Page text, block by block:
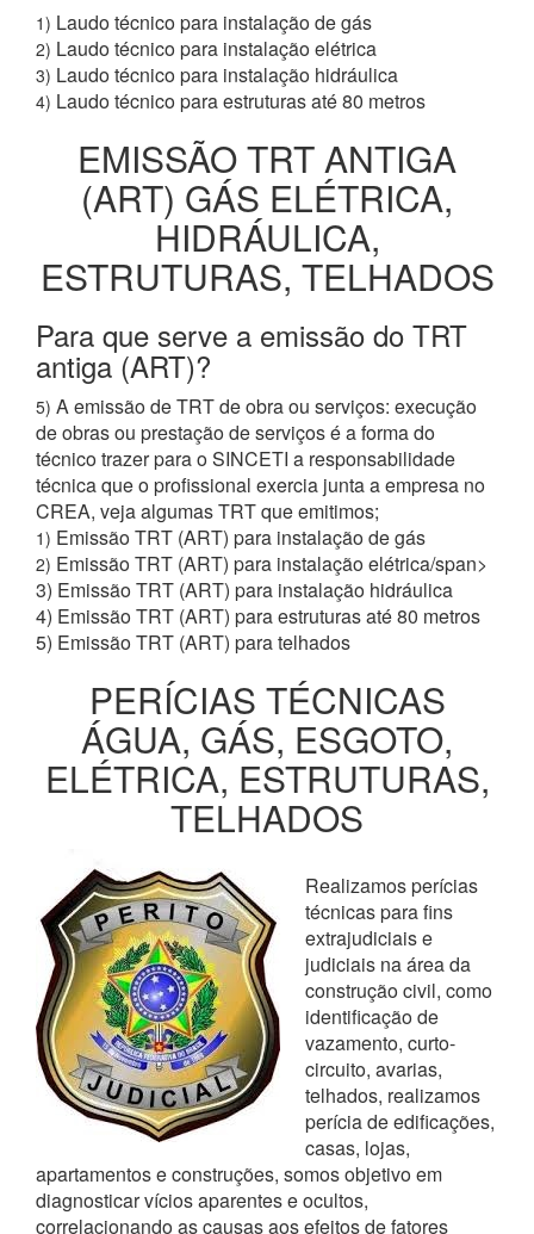
1) Laudo técnico para instalação de gás
2) Laudo técnico para instalação elétrica
3) Laudo técnico para instalação hidráulica
4) Laudo técnico para estruturas até 80 metros
EMISSÃO TRT ANTIGA
(ART) GÁS ELÉTRICA,
HIDRÁULICA,
ESTRUTURAS, TELHADOS
Para que serve a emissão do TRT
antiga (ART)?
5) A emissão de TRT de obra ou serviços: execução
de obras ou prestação de serviços é a forma do
técnico trazer para o SINCETI a responsabilidade
técnica que o profissional exercia junta a empresa no
CREA, veja algumas TRT que emitimos;
1) Emissão TRT (ART) para instalação de gás
2) Emissão TRT (ART) para instalação elétrica/span>
3) Emissão TRT (ART) para instalação hidráulica
4) Emissão TRT (ART) para estruturas até 80 metros
5) Emissão TRT (ART) para telhados
PERÍCIAS TÉCNICAS
ÁGUA, GÁS, ESGOTO,
ELÉTRICA, ESTRUTURAS,
TELHADOS
Realizamos perícias
técnicas para fins
extrajudiciais e
judiciais na área da
construção civil, como
identificação de
vazamento, curto-
circuito, avarias,
telhados, realizamos
perícia de edificações,
casas, lojas,
apartamentos e construções, somos objetivo em
diagnosticar vícios aparentes e ocultos,
correlacionando as causas aos efeitos de fatores